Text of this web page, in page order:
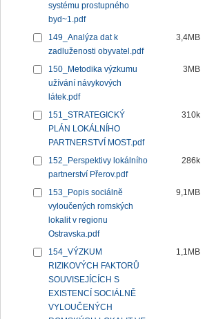
systému prostupného
byd~1.pdf
149_Analýza dat k
zadluženosti obyvatel.pdf
3,4MB
150_Metodika výzkumu
užívání návykových
látek.pdf
3MB
151_STRATEGICKÝ
PLÁN LOKÁLNÍHO
PARTNERSTVÍ MOST.pdf
310k
152_Perspektivy lokálního
partnerství Přerov.pdf
286k
153_Popis sociálně
vyloučených romských
lokalit v regionu
Ostravska.pdf
9,1MB
154_VÝZKUM
RIZIKOVÝCH FAKTORŮ
SOUVISEJÍCÍCH S
EXISTENCÍ SOCIÁLNĚ
VYLOUČENÝCH
1,1MB